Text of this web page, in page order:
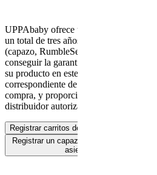
UPPAbaby ofrece una GARANTÍA
un total de tres años, en todos los
(capazo, RumbleSeat, kit de
conseguir la garantía adicional de un
su producto en este mismo sitio web
correspondiente de más arriba), en un
compra, y proporcionar un ticket de
distribuidor autorizado. ¡Es nuestra
Registrar carritos de bebé
Registrar un capazo extra, kit para
asiento adicional